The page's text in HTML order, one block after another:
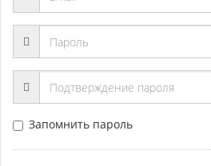
Запомнить пароль